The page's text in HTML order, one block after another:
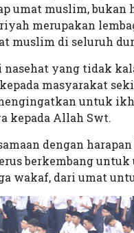
muslim, bukan
merupakan
muslim di seluruh
nasehat yang tidak
masyarakat
untuk
kepada Allah Swt.
dengan
berkembang
wakaf, dari umat